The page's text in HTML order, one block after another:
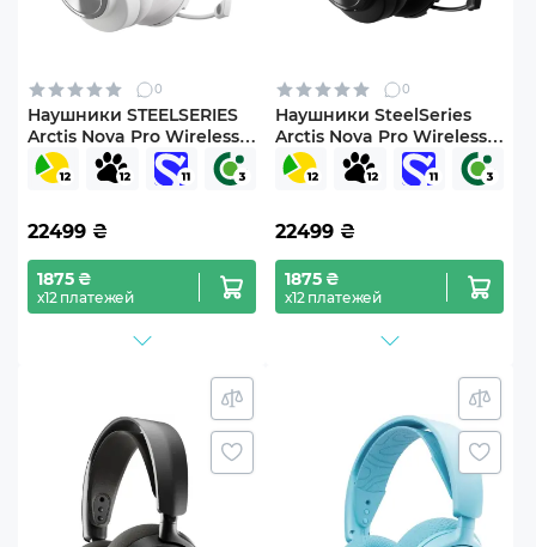
0
Наушники STEELSERIES
Arctis Nova Pro Wireless
white (61524)
22499 ₴
1875 ₴
х12 платежей
0
Наушники SteelSeries
Arctis Nova Pro Wireless
Black (SS61520)
22499 ₴
1875 ₴
х12 платежей